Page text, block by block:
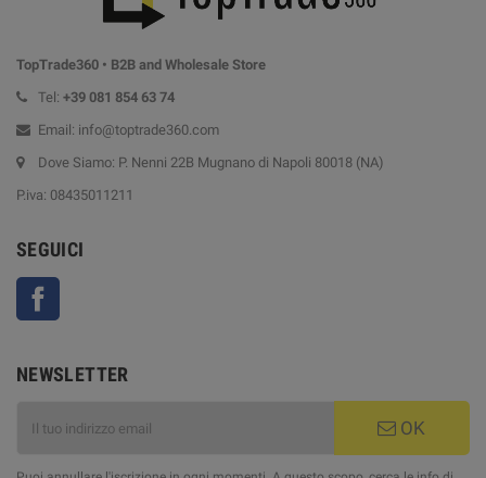
TopTrade360 • B2B and Wholesale Store
Tel: +39 081 854 63 74
Email: info@toptrade360.com
Dove Siamo: P. Nenni 22B Mugnano di Napoli 80018 (NA)
P.iva: 08435011211
SEGUICI
NEWSLETTER
OK